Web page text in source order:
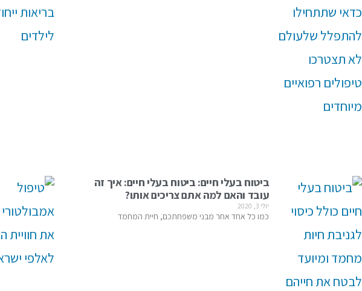
ביטוח בעלי חיים: ביטוח בעלי חיים: איך זה
עובד והאם למה אתם צריכים אותו?
יולי 3, 2020
כמו כל אחד אחר מבני משפחתכם, חיית המחמד